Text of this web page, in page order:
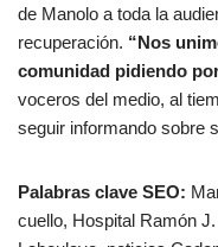
de Manolo a toda la
recuperación. “Nos
comunidad pidiendo
voceros del medio, al
seguir informando sobre
Palabras clave SEO:
cuello, Hospital Ramón